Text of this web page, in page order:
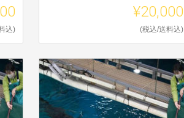
込)
¥20,000
(税込/送料込)